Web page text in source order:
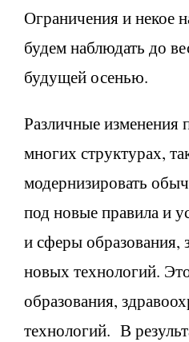
Ограничения и некое
будем наблюдать до
будущей осенью.
Различные изменения
многих структурах,
модернизировать
под новые правила и
и сферы образования,
новых технологий.
образования,
технологий. В